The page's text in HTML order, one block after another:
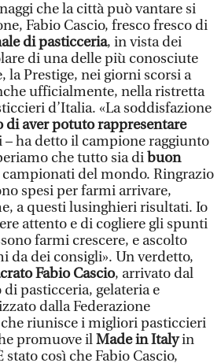
che la città può vantare si
Fabio Cascio, fresco fresco di
di pasticceria, in vista dei
di una delle più conosciute
la Prestige, nei giorni scorsi a
ufficialmente, nella ristretta
d’Italia. «La soddisfazione
di aver potuto rappresentare
– ha detto il campione raggiunto
che tutto sia di buon
del mondo. Ringrazio
spesi per farmi arrivare,
a questi lusinghieri risultati. Io
attento e di cogliere gli spunti
farmi crescere, e ascolto
da dei consigli». Un verdetto,
Fabio Cascio, arrivato dal
pasticceria, gelateria e
dalla Federazione
riunisce i migliori pasticcieri
promuove ilMade in Italyin
così che Fabio Cascio,